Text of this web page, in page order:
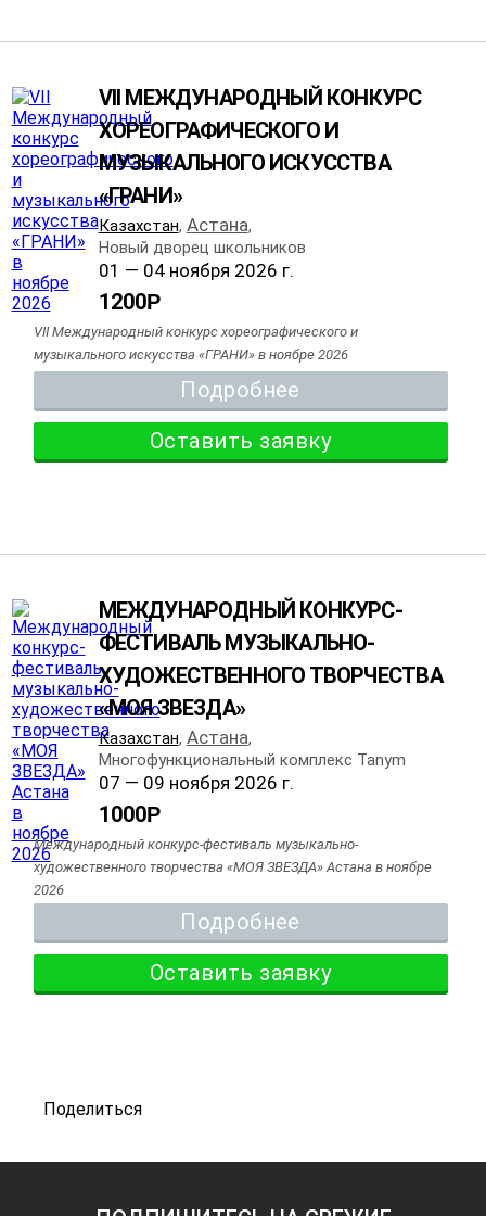
VII МЕЖДУНАРОДНЫЙ КОНКУРС
ХОРЕОГРАФИЧЕСКОГО И
МУЗЫКАЛЬНОГО ИСКУССТВА
«ГРАНИ»
Казахстан, Астана,
Новый дворец школьников
01 — 04 ноября 2026 г.
1200Р
VII Международный конкурс хореографического и
музыкального искусства «ГРАНИ» в ноябре 2026
Подробнее
Оставить заявку
МЕЖДУНАРОДНЫЙ КОНКУРС-
ФЕСТИВАЛЬ МУЗЫКАЛЬНО-
ХУДОЖЕСТВЕННОГО ТВОРЧЕСТВА
«МОЯ ЗВЕЗДА»
Казахстан, Астана,
Многофункциональный комплекс Tanym
07 — 09 ноября 2026 г.
1000Р
Международный конкурс-фестиваль музыкально-
художественного творчества «МОЯ ЗВЕЗДА» Астана в ноябре
2026
Подробнее
Оставить заявку
Поделиться